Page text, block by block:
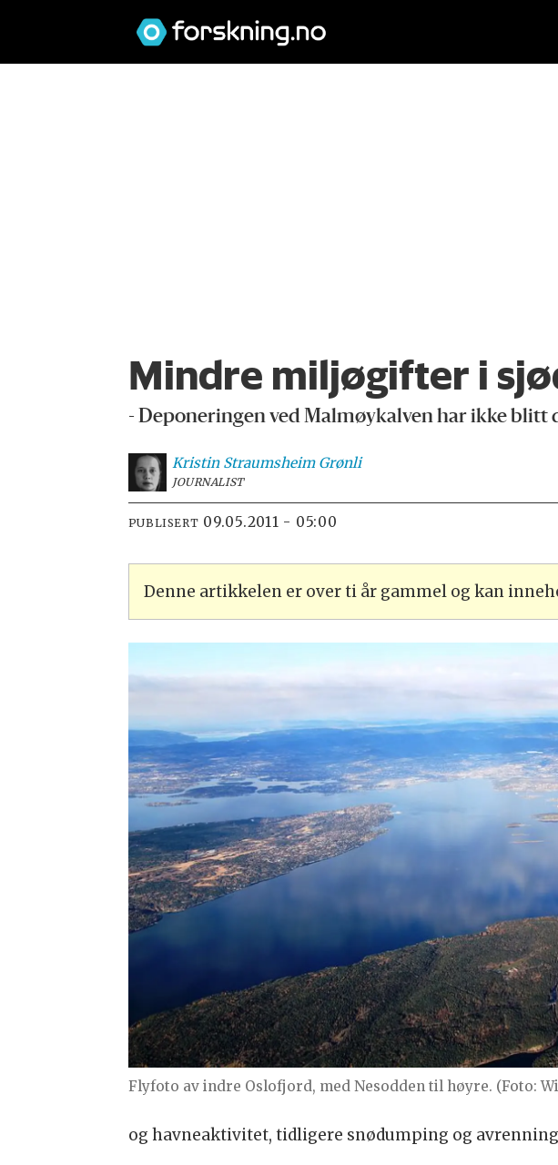
Mindre miljøgifter i
- Deponeringen ved Malmøykalven har ikke blitt
Kristin Straumsheim Grønli
JOURNALIST
PUBLISERT 09.05.2011 - 05:00
Denne artikkelen er over ti år gammel og kan
Flyfoto av indre Oslofjord, med Nesodden til høyre. (Foto:
og havneaktivitet, tidligere snødumping og